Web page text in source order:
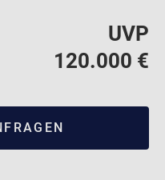
UVP
120.000 €